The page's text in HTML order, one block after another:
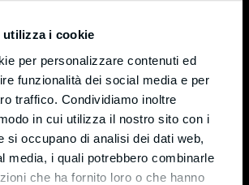
i cookie
per personalizzare contenuti ed
funzionalità dei social media e per
traffico. Condividiamo inoltre
in cui utilizza il nostro sito con i
si occupano di analisi dei dati web,
media, i quali potrebbero combinarle
che ha fornito loro o che hanno
Cortenuova